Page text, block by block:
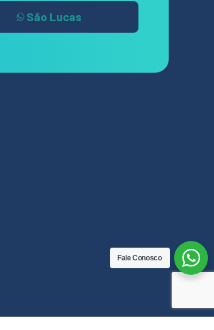
São Lucas
Fale Conosco